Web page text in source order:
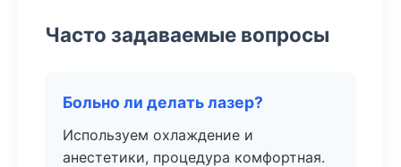
Часто задаваемые вопросы
Больно ли делать лазер?
Используем охлаждение и
анестетики, процедура комфортная.